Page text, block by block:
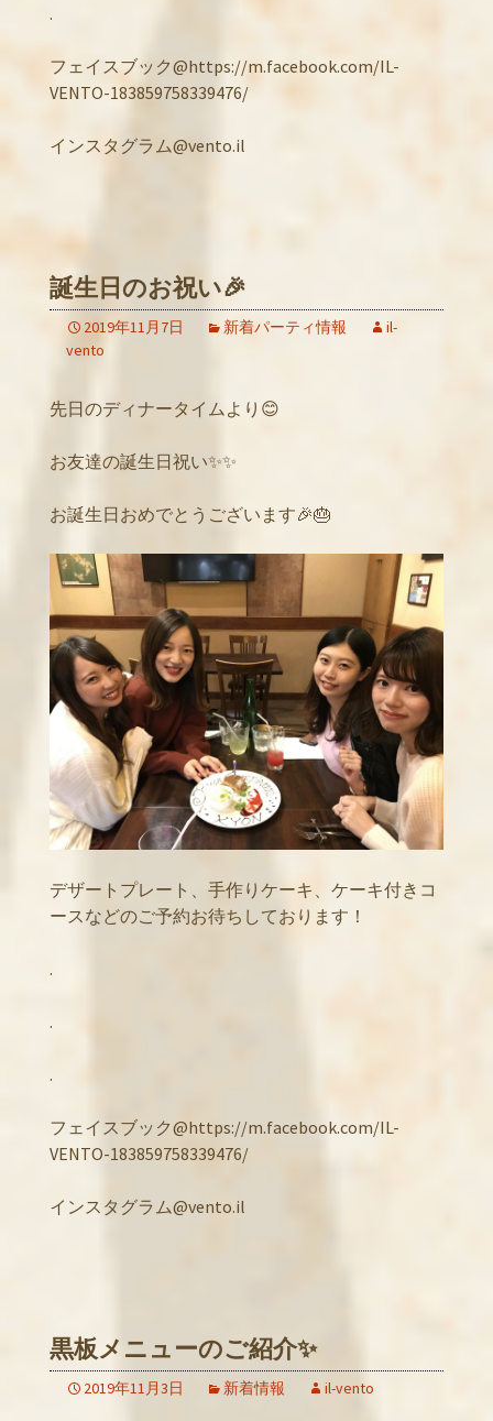
.
フェイスブック@https://m.facebook.com/IL-
VENTO-183859758339476/
インスタグラム@vento.il
誕生日のお祝い🎉
2019年11月7日 新着パーティ情報
il-
vento
先日のディナータイムより😊
お友達の誕生日祝い✨✨
お誕生日おめでとうございます🎉🎂
デザートプレート、手作りケーキ、ケーキ付きコ
ースなどのご予約お待ちしております！
.
.
.
フェイスブック@https://m.facebook.com/IL-
VENTO-183859758339476/
インスタグラム@vento.il
黒板メニューのご紹介✨
2019年11月3日 新着情報 il-vento